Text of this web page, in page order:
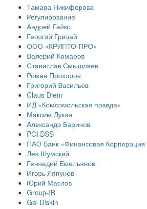
Тамара Никифорова
Регулирование
Андрей Гайко
Георгий Грицай
ООО «КРИПТО-ПРО»
Валерий Комаров
Станислав Смышляев
Роман Прохоров
Григорий Васильев
Claus Diem
ИД «Комсомольская правда»
Максим Лукин
Александр Баринов
PCI DSS
ПАО Банк «Финансовая Корпорация
Лев Шумский
Геннадий Емельянов
Игорь Ляпунов
Юрий Маслов
Group-IB
Gal Diskin